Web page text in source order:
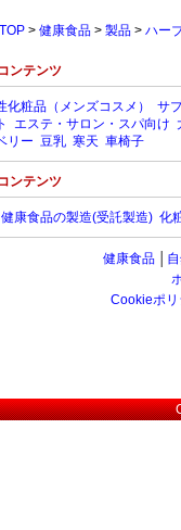
> 健康食品 > 製品 > ハー
ンテンツ
化粧品（メンズコスメ） サ
エステ・サロン・スパ向け
リー 豆乳 寒天 車椅子
ンテンツ
健康食品の製造(受託製造) 化
健康食品
Cookieポリ